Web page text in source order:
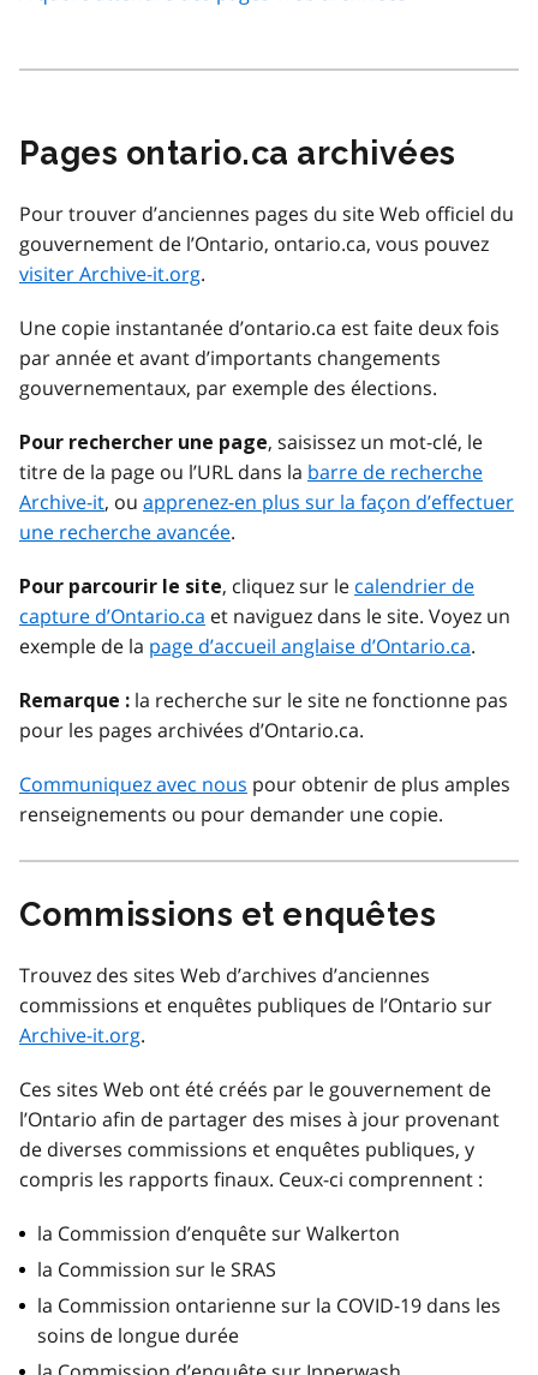
Pages ontario.ca archivées
Pour trouver d’anciennes pages du site Web officiel du
gouvernement de l’Ontario, ontario.ca, vous pouvez
visiter Archive-it.org.
Une copie instantanée d’ontario.ca est faite deux fois
par année et avant d’importants changements
gouvernementaux, par exemple des élections.
Pour rechercher une page, saisissez un mot-clé, le
titre de la page ou l’URL dans la barre de recherche
Archive-it, ou apprenez-en plus sur la façon d’effectuer
une recherche avancée.
Pour parcourir le site, cliquez sur le calendrier de
capture d’Ontario.ca et naviguez dans le site. Voyez un
exemple de la page d’accueil anglaise d’Ontario.ca.
Remarque : la recherche sur le site ne fonctionne pas
pour les pages archivées d’Ontario.ca.
Communiquez avec nous pour obtenir de plus amples
renseignements ou pour demander une copie.
Commissions et enquêtes
Trouvez des sites Web d’archives d’anciennes
commissions et enquêtes publiques de l’Ontario sur
Archive-it.org.
Ces sites Web ont été créés par le gouvernement de
l’Ontario afin de partager des mises à jour provenant
de diverses commissions et enquêtes publiques, y
compris les rapports finaux. Ceux-ci comprennent :
la Commission d’enquête sur Walkerton
la Commission sur le SRAS
la Commission ontarienne sur la COVID-19 dans les
soins de longue durée